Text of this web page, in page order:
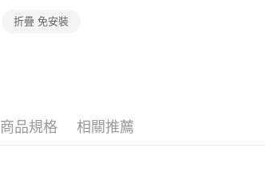
折疊 免安裝
商品規格 相關推薦